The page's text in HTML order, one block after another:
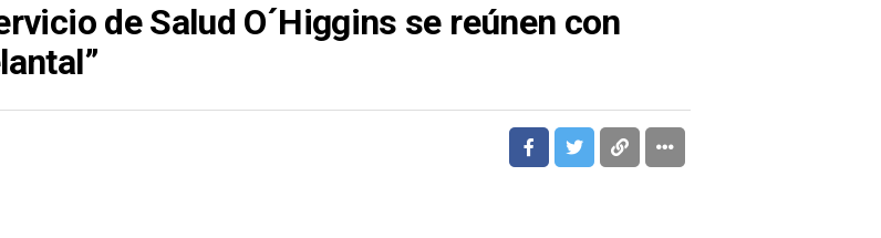
de Salud O´Higgins se reúnen con